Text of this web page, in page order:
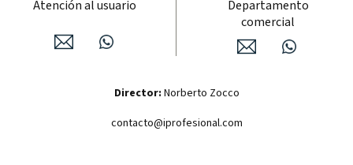
Atención al usuario
Departamento
comercial
Director: Norberto Zocco
contacto@iprofesional.com